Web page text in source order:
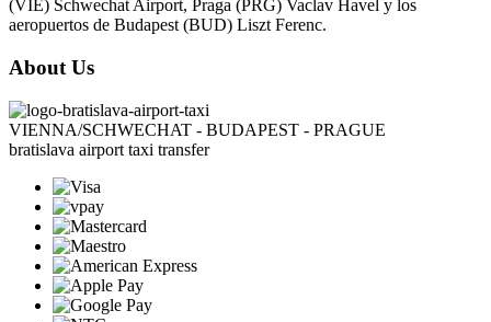
(VIE) Schwechat Airport, Praga (PRG) Vaclav Havel y los
aeropuertos de Budapest (BUD) Liszt Ferenc.
About Us
VIENNA/SCHWECHAT - BUDAPEST - PRAGUE
bratislava airport taxi transfer